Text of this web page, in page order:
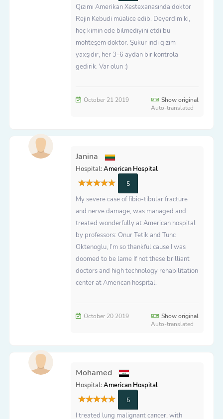
Qızımı Amerikan Xestexanasında doktor
Rejin Kebudi müalice edib. Deyerdim ki,
heç kimin ede bilmediyini etdi bu
möhteşem doktor. Şükür indi qızım
yaxşıdır, her 3-6 aydan bir kontrola
gedirik. Var olun :)
October 21 2019
Show original
Auto-translated
Janina
Hospital:American Hospital
5
My severe case of fibio-tibular fracture
and nerve damage, was managed and
treated wonderfully at American hospital
by professors: Onur Tetik and Tunc
Oktenoglu, I’m so thankful cause I was
doomed to be lame If not these brilliant
doctors and high technology rehabilitation
center at American hospital.
October 20 2019
Show original
Auto-translated
Mohamed
Hospital:American Hospital
5
I treated lung malignant cancer, with